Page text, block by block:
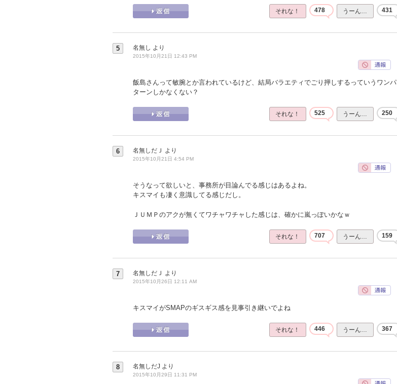
それな！ 478 うーん… 431
5 名無し より
2015年10月21日 12:43 PM
飯島さんって敏腕とか言われているけど、結局バラエティでごり押しするっていうワンパ
ターンしかなくない？
それな！ 525 うーん… 250
6 名無しだＪ より
2015年10月21日 4:54 PM
そうなって欲しいと、事務所が目論んでる感じはあるよね。
キスマイも凄く意識してる感じだし。
ＪＵＭＰのアクが無くてワチャワチャした感じは、確かに嵐っぽいかなｗ
それな！ 707 うーん… 159
7 名無しだＪ より
2015年10月26日 12:11 AM
キスマイがSMAPのギスギス感を見事引き継いでよね
それな！ 446 うーん… 367
8 名無しだJ より
2015年10月29日 11:31 PM